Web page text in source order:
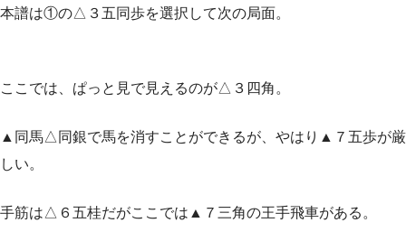
本譜は①の△３五同歩を選択して次の局面。
ここでは、ぱっと見で見えるのが△３四角。
▲同馬△同銀で馬を消すことができるが、やはり▲７五歩が厳
しい。
手筋は△６五桂だがここでは▲７三角の王手飛車がある。